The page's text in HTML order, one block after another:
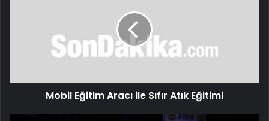
Mobil Eğitim Aracı ile Sıfır Atık Eğitimi